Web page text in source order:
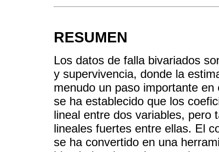
RESUMEN
Los datos de falla bivariados
y supervivencia, donde la
menudo un paso importante
se ha establecido que los
lineal entre dos variables, pero
lineales fuertes entre ellas. El
se ha convertido en una